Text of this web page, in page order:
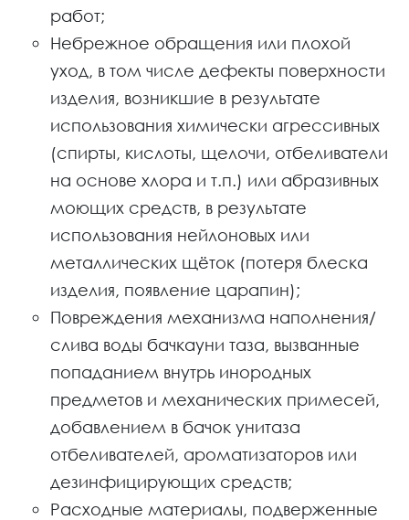
работ;
Небрежное обращения или плохой
уход, в том числе дефекты поверхности
изделия, возникшие в результате
использования химически агрессивных
(спирты, кислоты, щелочи, отбеливатели
на основе хлора и т.п.) или абразивных
моющих средств, в результате
использования нейлоновых или
металлических щёток (потеря блеска
изделия, появление царапин);
Повреждения механизма наполнения/
слива воды бачкауни таза, вызванные
попаданием внутрь инородных
предметов и механических примесей,
добавлением в бачок унитаза
отбеливателей, ароматизаторов или
дезинфицирующих средств;
Расходные материалы, подверженные